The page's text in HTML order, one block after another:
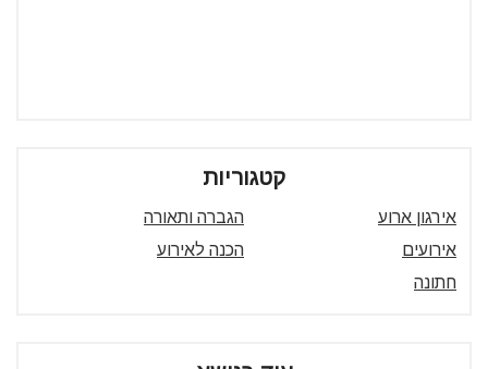
קטגוריות
אירגון ארוע
הגברה ותאורה
אירועים
הכנה לאירוע
חתונה